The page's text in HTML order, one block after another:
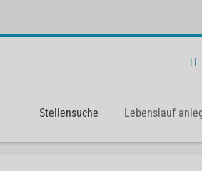
Stellensuche Lebenslauf